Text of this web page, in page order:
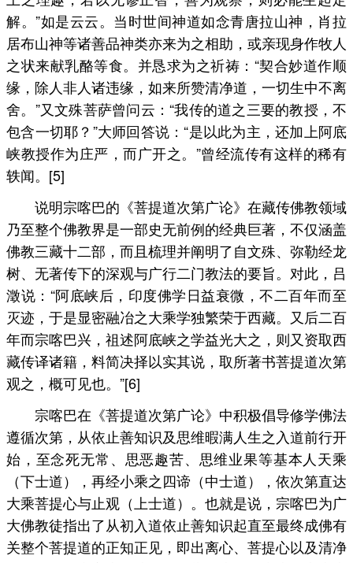
解。”如是云云。当时世间神道如念青唐拉山神，肖拉
居布山神等诸善品神类亦来为之相助，或亲现身作牧人
之状来献乳酪等食。并恳求为之祈祷：“契合妙道作顺
缘，除人非人诸违缘，如来所赞清净道，一切生中不离
舍。”又文殊菩萨曾问云：“我传的道之三要的教授，不
包含一切耶？”大师回答说：“是以此为主，还加上阿底
峡教授作为庄严，而广开之。”曾经流传有这样的稀有
轶闻。[5]
说明宗喀巴的《菩提道次第广论》在藏传佛教领域
乃至整个佛教界是一部史无前例的经典巨著，不仅涵盖
佛教三藏十二部，而且梳理并阐明了自文殊、弥勒经龙
树、无著传下的深观与广行二门教法的要旨。对此，吕
澂说：“阿底峡后，印度佛学日益衰微，不二百年而至
灭迹，于是显密融冶之大乘学独繁荣于西藏。又后二百
年而宗喀巴兴，祖述阿底峡之学益光大之，则又资取西
藏传译诸籍，料简决择以实其说，取所著书菩提道次第
观之，概可见也。”[6]
宗喀巴在《菩提道次第广论》中积极倡导修学佛法
遵循次第，从依止善知识及思维暇满人生之入道前行开
始，至念死无常、思恶趣苦、思维业果等基本人天乘
（下士道），再经小乘之四谛（中士道），依次第直达
大乘菩提心与止观（上士道）。也就是说，宗喀巴为广
大佛教徒指出了从初入道依止善知识起直至最终成佛有
关整个菩提道的正知正见，即出离心、菩提心以及清净